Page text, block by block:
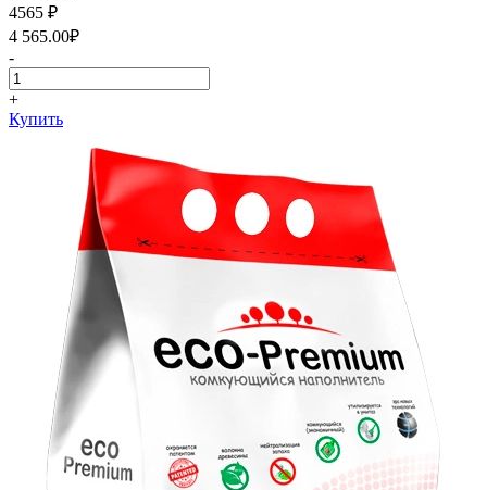
4565 ₽
4 565.00₽
-
+
Купить